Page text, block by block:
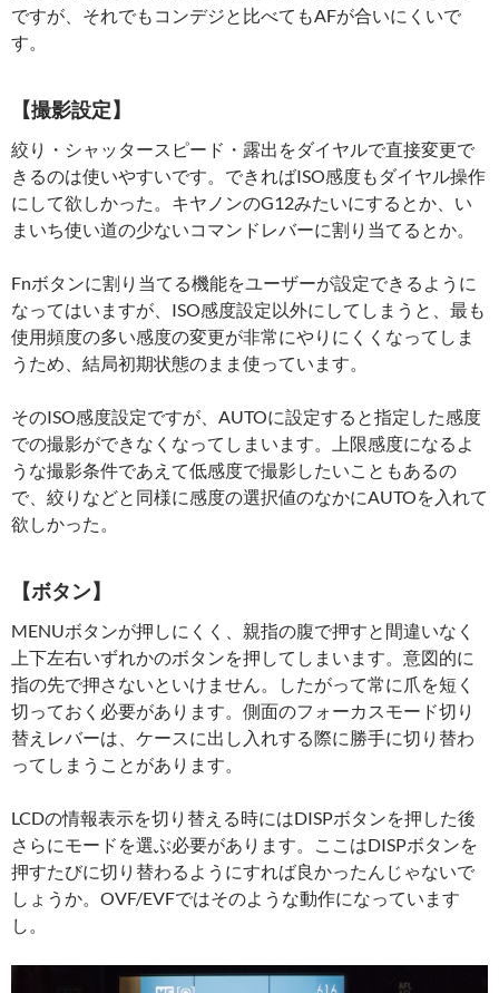
ですが、それでもコンデジと比べてもAFが合いにくいで
す。
【撮影設定】
絞り・シャッタースピード・露出をダイヤルで直接変更で
きるのは使いやすいです。できればISO感度もダイヤル操作
にして欲しかった。キヤノンのG12みたいにするとか、い
まいち使い道の少ないコマンドレバーに割り当てるとか。
Fnボタンに割り当てる機能をユーザーが設定できるように
なってはいますが、ISO感度設定以外にしてしまうと、最も
使用頻度の多い感度の変更が非常にやりにくくなってしま
うため、結局初期状態のまま使っています。
そのISO感度設定ですが、AUTOに設定すると指定した感度
での撮影ができなくなってしまいます。上限感度になるよ
うな撮影条件であえて低感度で撮影したいこともあるの
で、絞りなどと同様に感度の選択値のなかにAUTOを入れて
欲しかった。
【ボタン】
MENUボタンが押しにくく、親指の腹で押すと間違いなく
上下左右いずれかのボタンを押してしまいます。意図的に
指の先で押さないといけません。したがって常に爪を短く
切っておく必要があります。側面のフォーカスモード切り
替えレバーは、ケースに出し入れする際に勝手に切り替わ
ってしまうことがあります。
LCDの情報表示を切り替える時にはDISPボタンを押した後
さらにモードを選ぶ必要があります。ここはDISPボタンを
押すたびに切り替わるようにすれば良かったんじゃないで
しょうか。OVF/EVFではそのような動作になっています
し。